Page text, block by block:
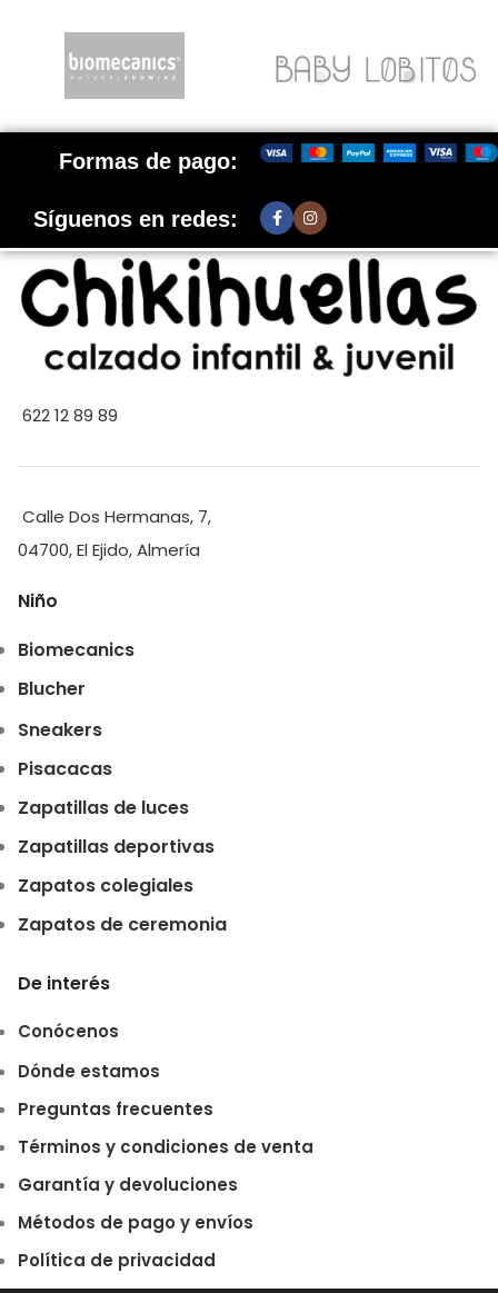
Formas de pago:
Síguenos en redes:
622 12 89 89
Calle Dos Hermanas, 7,
04700, El Ejido, Almería
Niño
Biomecanics
Blucher
Sneakers
Pisacacas
Zapatillas de luces
Zapatillas deportivas
Zapatos colegiales
Zapatos de ceremonia
De interés
Conócenos
Dónde estamos
Preguntas frecuentes
Términos y condiciones de venta
Garantía y devoluciones
Métodos de pago y envíos
Política de privacidad